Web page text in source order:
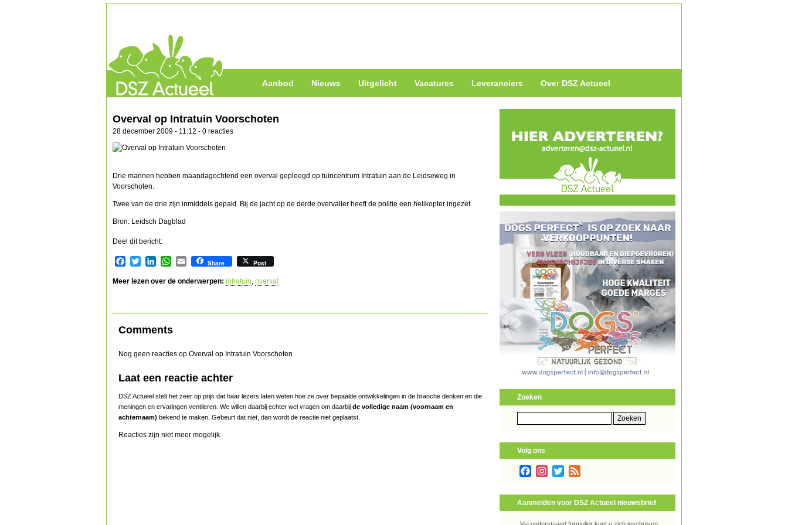
Aanbod Nieuws Uitgelicht Vacatures Leveranciers Over DSZ Actueel
Overval op Intratuin Voorschoten
28 december 2009 - 11:12 - 0 reacties
Drie mannen hebben maandagochtend een overval gepleegd op tuincentrum Intratuin aan de Leidseweg in
Voorschoten.
Twee van de drie zijn inmiddels gepakt. Bij de jacht op de derde overvaller heeft de politie een helikopter ingezet.
Bron: Leidsch Dagblad
Deel dit bericht:
Facebook
TwitterLinkedInWhatsApp
EmailShare Post
Meer lezen over de onderwerpen: intratuin, overval
Comments
Nog geen reacties op Overval op Intratuin Voorschoten
Laat een reactie achter
DSZ Actueel stelt het zeer op prijs dat haar lezers laten weten hoe ze over bepaalde ontwikkelingen in de branche denken en die
meningen en ervaringen ventileren. We willen daarbij echter wel vragen om daarbij de volledige naam (voornaam en
achternaam) bekend te maken. Gebeurt dat niet, dan wordt de reactie niet geplaatst.
Reacties zijn niet meer mogelijk.
Zoeken
naar:
Volg ons
FacebookInstagram
Twitter
Aanmelden voor DSZ Actueel nieuwsbrief